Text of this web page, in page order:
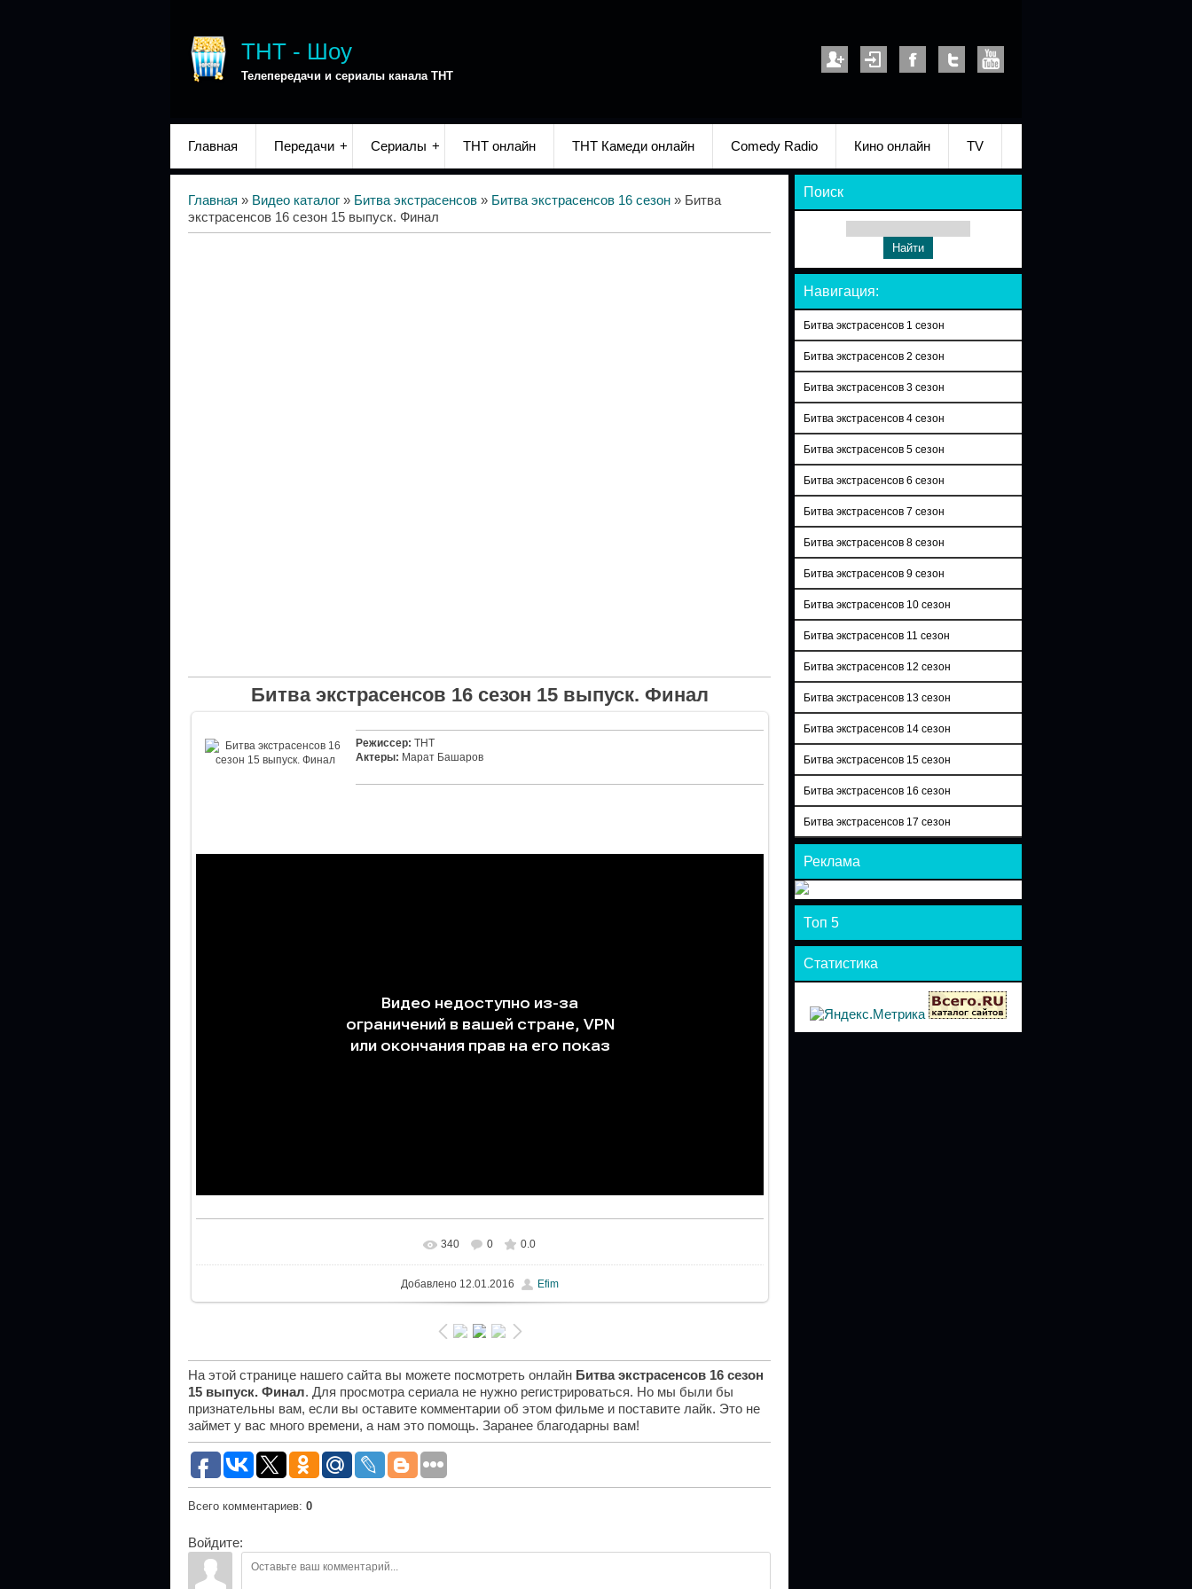
ТНТ - Шоу
Телепередачи и сериалы канала ТНТ
Главная Передачи Сериалы ТНТ онлайн ТНТ Камеди онлайн Comedy Radio Кино онлайн TV
Главная » Видео каталог » Битва экстрасенсов » Битва экстрасенсов 16 сезон » Битва
экстрасенсов 16 сезон 15 выпуск. Финал
Битва экстрасенсов 16 сезон 15 выпуск. Финал
Режиссер: ТНТ
Актеры: Марат Башаров
340 0 0.0
Добавлено12.01.2016 Efim
На этой странице нашего сайта вы можете посмотреть онлайн Битва экстрасенсов 16 сезон
15 выпуск. Финал. Для просмотра сериала не нужно регистрироваться. Но мы были бы
признательны вам, если вы оставите комментарии об этом фильме и поставите лайк. Это не
займет у вас много времени, а нам это помощь. Заранее благодарны вам!
Всего комментариев: 0
Войдите:
Поиск
Навигация:
Битва экстрасенсов 1 сезон
Битва экстрасенсов 2 сезон
Битва экстрасенсов 3 сезон
Битва экстрасенсов 4 сезон
Битва экстрасенсов 5 сезон
Битва экстрасенсов 6 сезон
Битва экстрасенсов 7 сезон
Битва экстрасенсов 8 сезон
Битва экстрасенсов 9 сезон
Битва экстрасенсов 10 сезон
Битва экстрасенсов 11 сезон
Битва экстрасенсов 12 сезон
Битва экстрасенсов 13 сезон
Битва экстрасенсов 14 сезон
Битва экстрасенсов 15 сезон
Битва экстрасенсов 16 сезон
Битва экстрасенсов 17 сезон
Реклама
Топ 5
Статистика